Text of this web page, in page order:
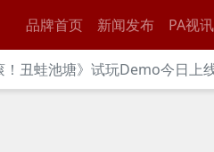
品牌首页 新闻发布 PA视
丑蛙池塘》试玩Demo今日上